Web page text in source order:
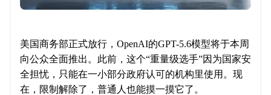
美国商务部正式放行，OpenAI的GPT-5.6模型将于本周
向公众全面推出。此前，这个“重量级选手”因为国家安
全担忧，只能在一小部分政府认可的机构里使用。现
在，限制解除了，普通人也能摸一摸它了。